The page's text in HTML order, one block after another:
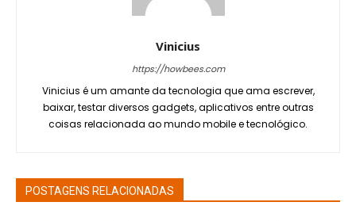
Vinicius
https://howbees.com
Vinicius é um amante da tecnologia que ama escrever,
baixar, testar diversos gadgets, aplicativos entre outras
coisas relacionada ao mundo mobile e tecnológico.
POSTAGENS RELACIONADAS